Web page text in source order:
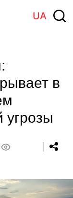
UA
в
угрозы